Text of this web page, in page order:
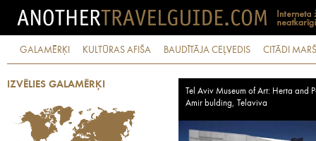
GALAMĒRĶI KULTŪRAS AFIŠA BAUDĪTĀJA CEĻVEDIS CITĀDI
IZVĒLIES GALAMĒRĶI
Tel Aviv Museum of Art: Herta and
Amir bulding, Telaviva